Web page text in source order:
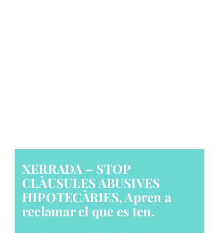
XERRADA – STOP
CLÀUSULES ABUSIVES
HIPOTECÀRIES, Apren a
reclamar el que es teu.